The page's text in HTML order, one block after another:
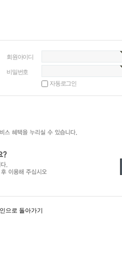
회원아이디
비밀번호
자동로그인
으로 돌아가기